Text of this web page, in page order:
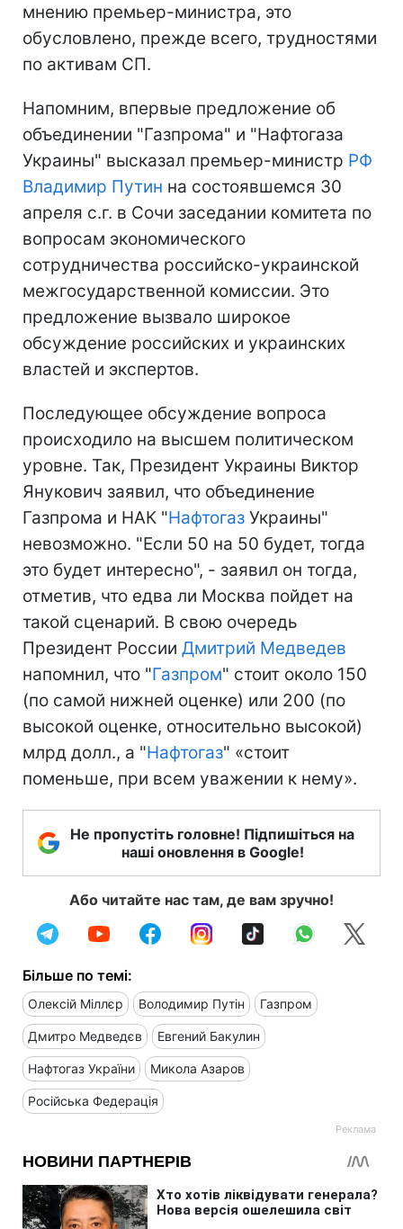
мнению премьер-министра, это
обусловлено, прежде всего, трудностями
по активам СП.
Напомним, впервые предложение об
объединении "Газпрома" и "Нафтогаза
Украины" высказал премьер-министр РФ
Владимир Путин на состоявшемся 30
апреля с.г. в Сочи заседании комитета по
вопросам экономического
сотрудничества российско-украинской
межгосударственной комиссии. Это
предложение вызвало широкое
обсуждение российских и украинских
властей и экспертов.
Последующее обсуждение вопроса
происходило на высшем политическом
уровне. Так, Президент Украины Виктор
Янукович заявил, что объединение
Газпрома и НАК "Нафтогаз Украины"
невозможно. "Если 50 на 50 будет, тогда
это будет интересно", - заявил он тогда,
отметив, что едва ли Москва пойдет на
такой сценарий. В свою очередь
Президент России Дмитрий Медведев
напомнил, что "Газпром" стоит около 150
(по самой нижней оценке) или 200 (по
высокой оценке, относительно высокой)
млрд долл., а "Нафтогаз" «стоит
поменьше, при всем уважении к нему».
Не пропустіть головне! Підпишіться на
наші оновлення в Google!
Або читайте нас там, де вам зручно!
Більше по темі:
Олексій Міллєр Володимир Путін Газпром
Дмитро Медведєв Евгений Бакулин
Нафтогаз України Микола Азаров
Російська Федерація